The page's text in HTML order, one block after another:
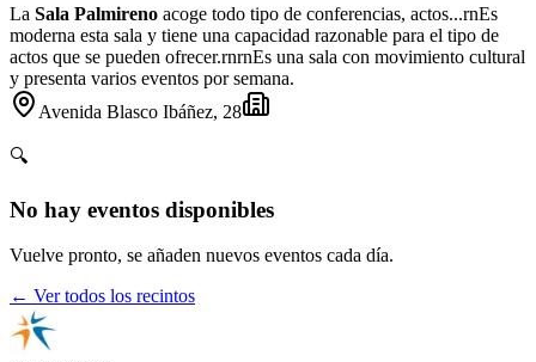
La Sala Palmireno acoge todo tipo de conferencias, actos...rnEs
moderna esta sala y tiene una capacidad razonable para el tipo de
actos que se pueden ofrecer.rnrnEs una sala con movimiento cultural
y presenta varios eventos por semana.
Avenida Blasco Ibáñez, 28
🔍
No hay eventos disponibles
Vuelve pronto, se añaden nuevos eventos cada día.
← Ver todos los recintos